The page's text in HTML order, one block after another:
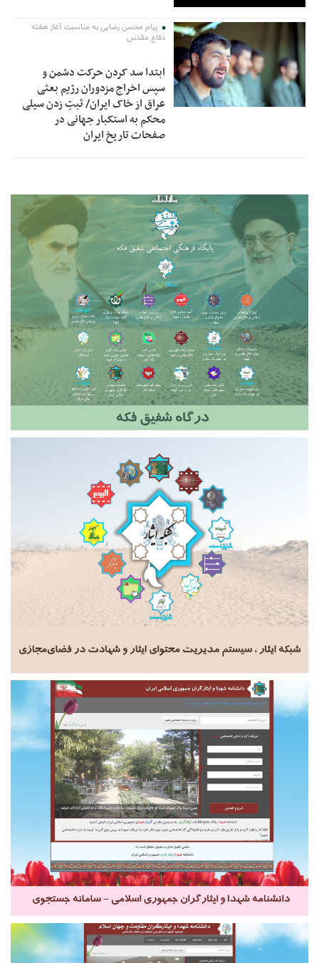
پیام محسن رضایی به مناسبت آغاز هفته
دفاع مقدس
ابتدا سد کردن حرکت دشمن و
سپس اخراج مزدوران رژیم بعثی
عراق از خاک ایران/ ثبتِ زدن سیلی
محکم به استکبار جهانی در
صفحات تاریخ ایران